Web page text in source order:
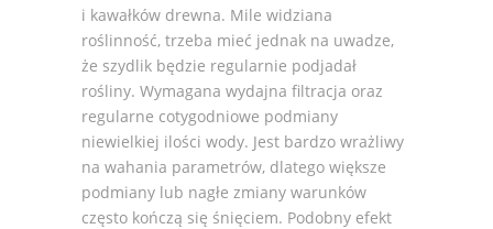
i kawałków drewna. Mile widziana
roślinność, trzeba mieć jednak na uwadze,
że szydlik będzie regularnie podjadał
rośliny. Wymagana wydajna filtracja oraz
regularne cotygodniowe podmiany
niewielkiej ilości wody. Jest bardzo wrażliwy
na wahania parametrów, dlatego większe
podmiany lub nagłe zmiany warunków
często kończą się śnięciem. Podobny efekt